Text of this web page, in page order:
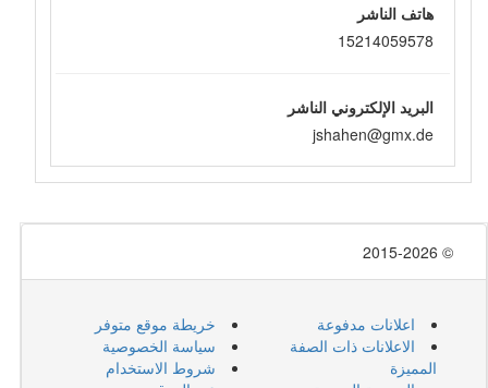
هاتف الناشر
15214059578
البريد الإلكتروني الناشر
jshahen@gmx.de
© 2015-2026
خريطة موقع متوفر
سياسة الخصوصية
شروط الاستخدام
اعلانات مدفوعة
الاعلانات ذات الصفة
المميزة